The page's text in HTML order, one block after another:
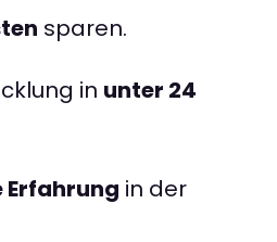
sparen.
in unter 24
Erfahrung in der